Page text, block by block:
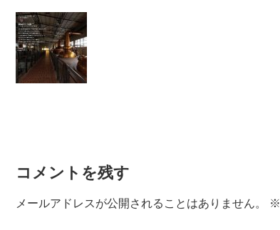
コメントを残す
メールアドレスが公開されることはありません。 ※